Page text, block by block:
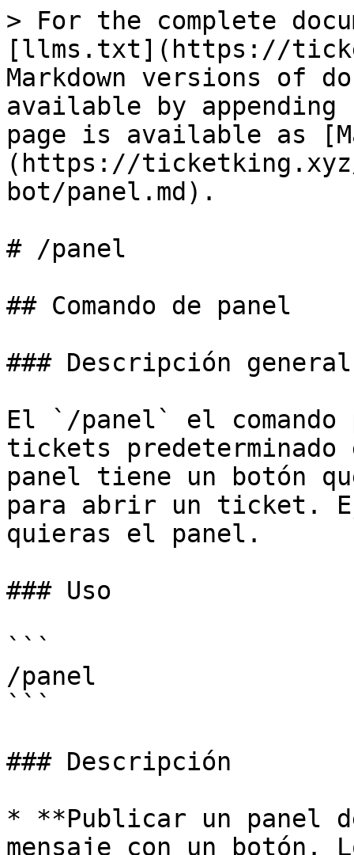
> For the complete
[llms.txt](https://
Markdown versions of
available by
page is available as
(https://ticketking.xyz/
bot/panel.md).
# /panel
## Comando de panel
### Descripción general
El `/panel` el comando
tickets
panel tiene un botón
para abrir un ticket.
quieras el panel.
### Uso
```
/panel
```
### Descripción
* **Publicar un panel
mensaje con un botón.